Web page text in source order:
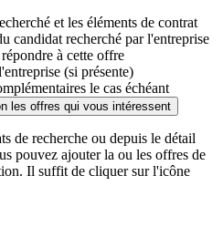
et les éléments de contrat
candidat recherché par l'entreprise
à cette offre
(si présente)
le cas échéant
les offres qui vous intéressent
de recherche ou depuis le détail
pouvez ajouter la ou les offres de
Il suffit de cliquer sur l'icône